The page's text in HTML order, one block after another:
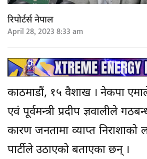
रिपोर्टर्स नेपाल
April 28, 2023 8:33 am
काठमाडौं, १५ वैशाख । नेकपा
एवं पूर्वमन्त्री प्रदीप ज्ञवालीले
कारण जनतामा व्याप्त निराशाको
पार्टीले उठाएको बताएका छन् ।